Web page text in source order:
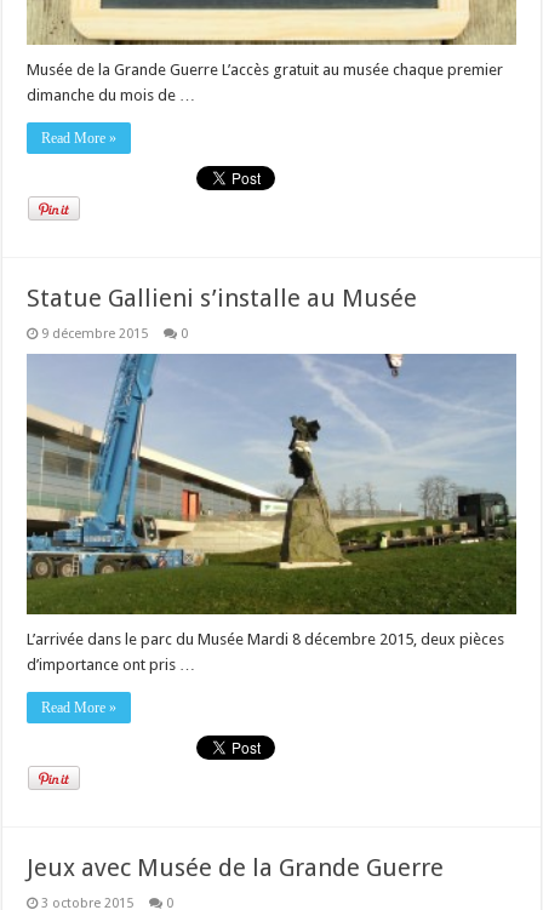
Musée de la Grande Guerre L’accès gratuit au musée chaque premier
dimanche du mois de …
Read More »
Statue Gallieni s’installe au Musée
9 décembre 2015 0
L’arrivée dans le parc du Musée Mardi 8 décembre 2015, deux pièces
d’importance ont pris …
Read More »
Jeux avec Musée de la Grande Guerre
3 octobre 2015 0